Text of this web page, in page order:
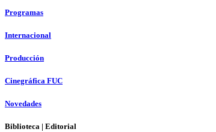
Programas
Internacional
Producción
Cinegráfica FUC
Novedades
Biblioteca | Editorial